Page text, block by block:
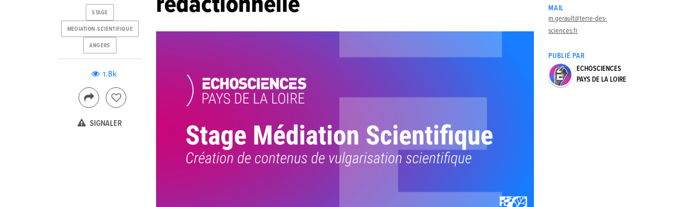
STAGE
MEDIATION-SCIENTIFIQUE
ANGERS
1.8k
SIGNALER
MAIL
m.gerault@terre-des-
sciences.fr
PUBLIÉ PAR
ECHOSCIENCES
PAYS DE LA LOIRE